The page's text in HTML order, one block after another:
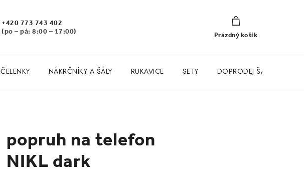
+420 773 743 402
(po – pá: 8:00 – 17:00)
NÁKUPNÍ
KOŠÍK
Prázdný košík
ČELENKY NÁKRČNÍKY A ŠÁLY RUKAVICE SETY DOPRODEJ ŠATŮ
popruh na telefon
NIKL dark